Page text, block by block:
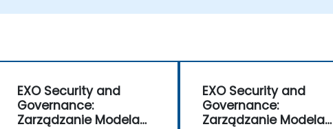
EXO Security and
Governance:
Zarządzanie Modelami
EXO Security and
Governance:
Zarządzanie Modelami